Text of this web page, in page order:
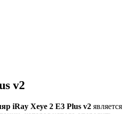
v2
iRay Xeye 2 E3 Plus v2 является